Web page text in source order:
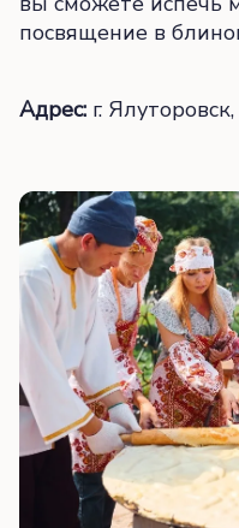
посвящение в
Адрес: г.